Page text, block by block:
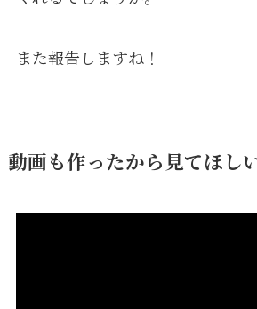
また報告しますね！
動画も作ったから見てほし